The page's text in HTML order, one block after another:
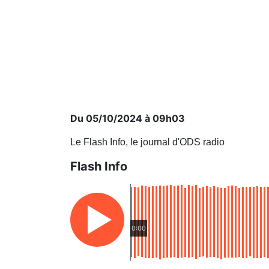
Du 05/10/2024 à 09h03
Le Flash Info, le journal d'ODS radio
Flash Info
0:00